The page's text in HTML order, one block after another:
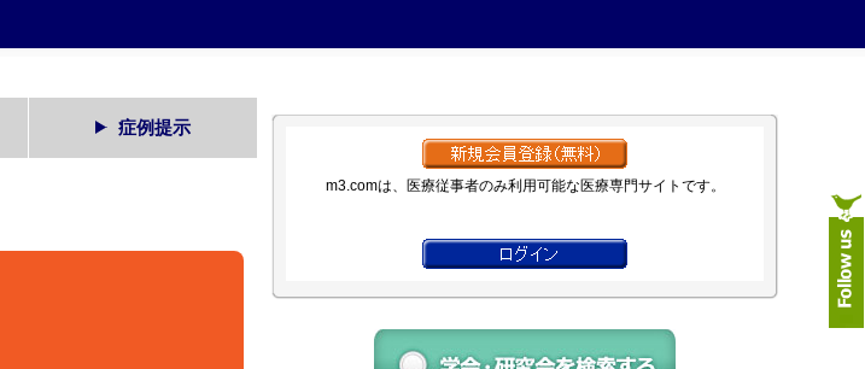
症例提示
m3.comは、医療従事者のみ利用可能な医療専門サイトです。